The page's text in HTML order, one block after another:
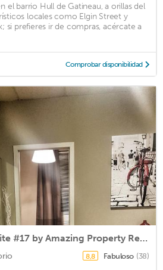
el barrio Hull de Gatineau, a orillas del
locales como Elgin Street y
si prefieres ir de compras, acércate a
Comprobar disponibilidad
Cozy 1-Bedroom Suite #17 by Amazing Property Rentals
8,8 Fabuloso (38)